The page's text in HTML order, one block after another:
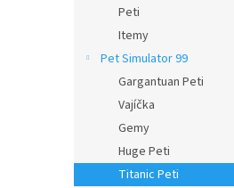
Peti
Itemy
Pet Simulator 99
Gargantuan Peti
Vajíčka
Gemy
Huge Peti
Titanic Peti